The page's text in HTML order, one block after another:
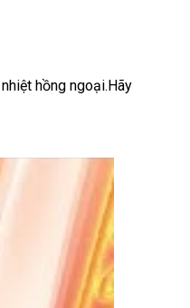
hồng ngoại.Hãy